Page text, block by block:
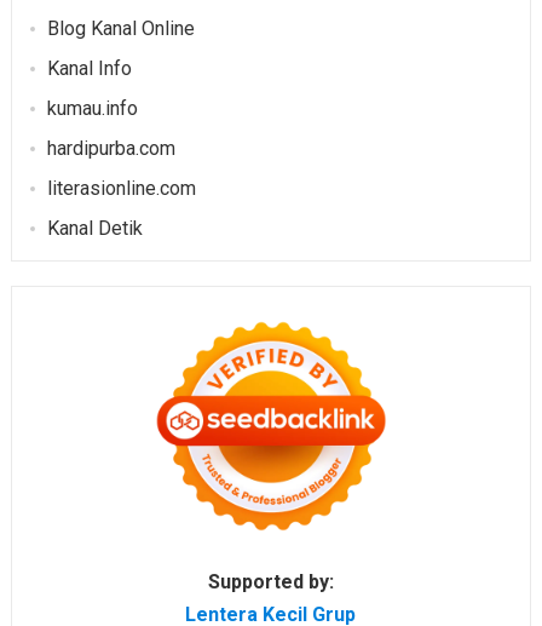
Blog Kanal Online
Kanal Info
kumau.info
hardipurba.com
literasionline.com
Kanal Detik
Supported by:
Lentera Kecil Grup